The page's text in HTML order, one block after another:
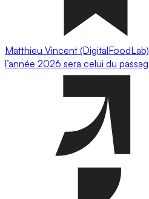
Matthieu Vincent
l’année 2026 sera celui du